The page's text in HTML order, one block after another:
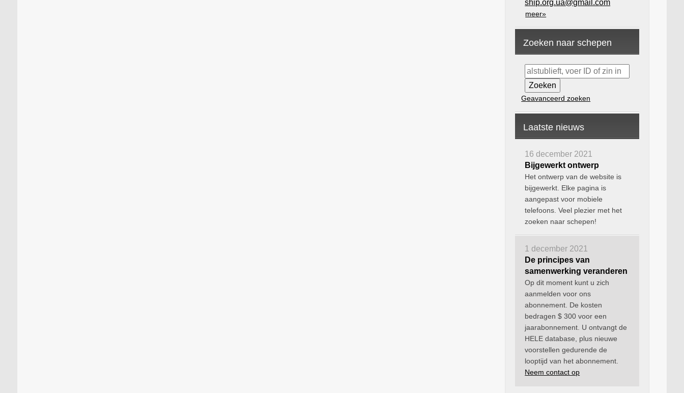
ship.org.ua@gmail.com
meer»
Zoeken naar schepen
Geavanceerd zoeken
Laatste nieuws
16 december 2021
Bijgewerkt ontwerp
Het ontwerp van de website is
bijgewerkt. Elke pagina is
aangepast voor mobiele
telefoons. Veel plezier met het
zoeken naar schepen!
1 december 2021
De principes van
samenwerking veranderen
Op dit moment kunt u zich
aanmelden voor ons
abonnement. De kosten
bedragen $ 300 voor een
jaarabonnement. U ontvangt de
HELE database, plus nieuwe
voorstellen gedurende de
looptijd van het abonnement.
Neem contact op